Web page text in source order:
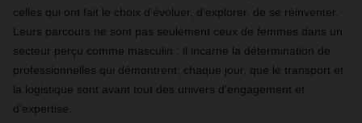
celles qui ont fait le choix d’évoluer, d’explorer, de se réinventer.
Leurs parcours ne sont pas seulement ceux de femmes dans un
secteur perçu comme masculin : il incarne la détermination de
professionnelles qui démontrent, chaque jour, que le transport et
la logistique sont avant tout des univers d’engagement et
d’expertise.